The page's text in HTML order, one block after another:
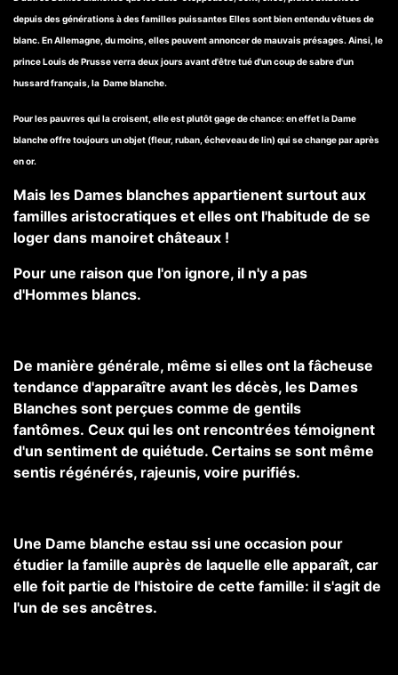
depuis des générations à des familles puissantes Elles sont bien entendu vêtues de
blanc. En Allemagne, du moins, elles peuvent annoncer de mauvais présages. Ainsi, le
prince Louis de Prusse verra deux jours avant d'être tué d'un coup de sabre d'un
hussard français, la Dame blanche.
Pour les pauvres qui la croisent, elle est plutôt gage de chance: en effet la Dame
blanche offre toujours un objet (fleur, ruban, écheveau de lin) qui se change par après
en or.
Mais les Dames blanches appartienent surtout aux
familles aristocratiques et elles ont l'habitude de se
loger dans manoiret châteaux !
Pour une raison que l'on ignore, il n'y a pas
d'Hommes blancs.
De manière générale, même si elles ont la fâcheuse
tendance d'apparaître avant les décès, les Dames
Blanches sont perçues comme de gentils
fantômes. Ceux qui les ont rencontrées témoignent
d'un sentiment de quiétude. Certains se sont même
sentis régénérés, rajeunis, voire purifiés.
Une Dame blanche estau ssi une occasion pour
étudier la famille auprès de laquelle elle apparaît, car
elle foit partie de l'histoire de cette famille: il s'agit de
l'un de ses ancêtres.